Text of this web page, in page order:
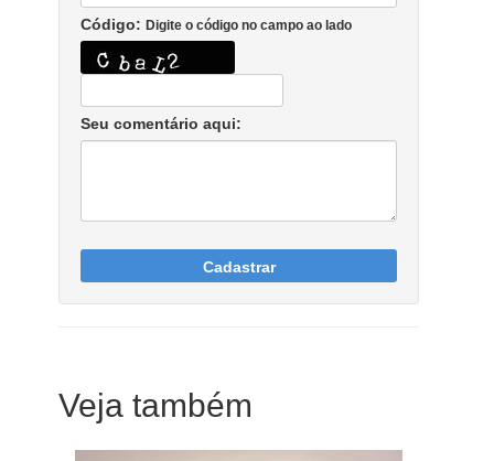
Código: Digite o código no campo ao lado
Seu comentário aqui:
Cadastrar
Veja também